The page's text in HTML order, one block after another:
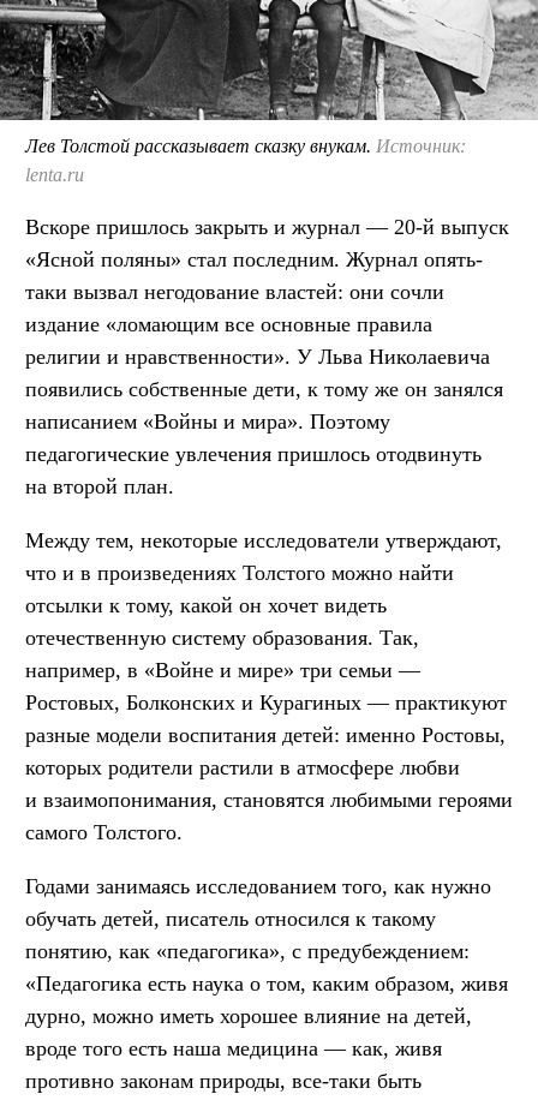
Лев Толстой рассказывает сказку внукам. Источник:
lenta.ru
Вскоре пришлось закрыть и журнал — 20-й выпуск
«Ясной поляны» стал последним. Журнал опять-
таки вызвал негодование властей: они сочли
издание «ломающим все основные правила
религии и нравственности». У Льва Николаевича
появились собственные дети, к тому же он занялся
написанием «Войны и мира». Поэтому
педагогические увлечения пришлось отодвинуть
на второй план.
Между тем, некоторые исследователи утверждают,
что и в произведениях Толстого можно найти
отсылки к тому, какой он хочет видеть
отечественную систему образования. Так,
например, в «Войне и мире» три семьи —
Ростовых, Болконских и Курагиных — практикуют
разные модели воспитания детей: именно Ростовы,
которых родители растили в атмосфере любви
и взаимопонимания, становятся любимыми героями
самого Толстого.
Годами занимаясь исследованием того, как нужно
обучать детей, писатель относился к такому
понятию, как «педагогика», с предубеждением:
«Педагогика есть наука о том, каким образом, живя
дурно, можно иметь хорошее влияние на детей,
вроде того есть наша медицина — как, живя
противно законам природы, все-таки быть